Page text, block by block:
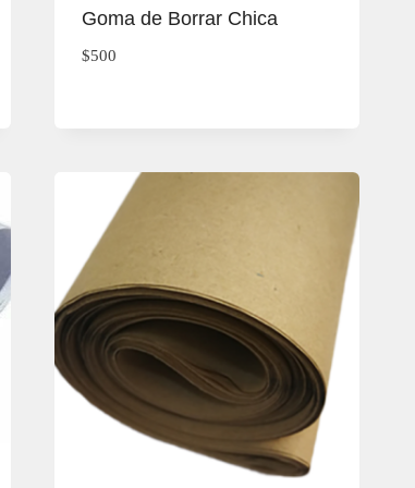
Goma de Borrar Chica
$500